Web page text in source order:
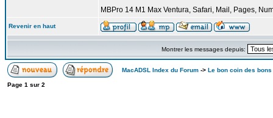
MBPro 14 M1 Max Ventura, Safari, Mail, Pages,
Revenir en haut
Montrer les messages depuis:
MacADSL Index du Forum -> Le bon coin des
Page 1 sur 2